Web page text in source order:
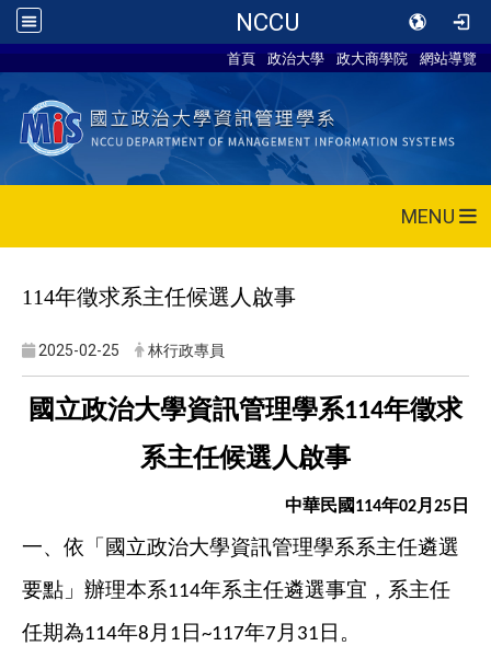
NCCU
首頁 政治大學 政大商學院 網站導覽
MENU
114年徵求系主任候選人啟事
2025-02-25 林行政專員
國立政治大學資訊管理學系114年徵求
系主任候選人啟事
中華民國114年02月 25 日
一、依「國立政治大學資訊管理學系系主任遴選
要點」辦理本系114年系主任遴選事宜，系主任
任期為114年8 月 1 日~117年7 月 31 日。